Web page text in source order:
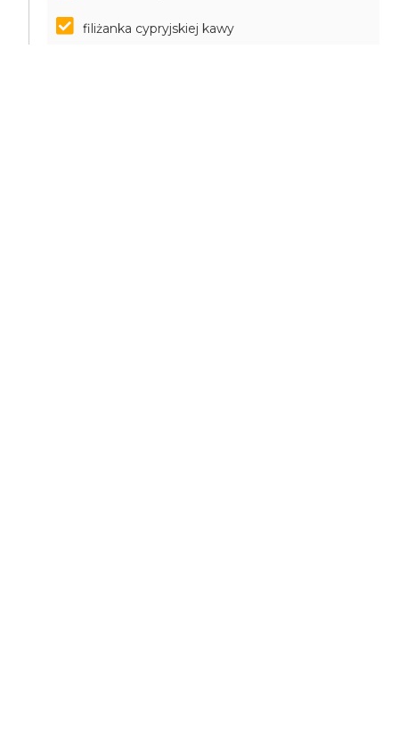
filiżanka cypryjskiej kawy